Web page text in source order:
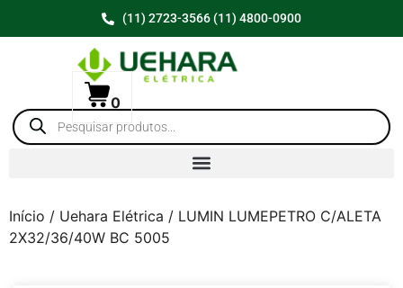
(11) 2723-3566 (11) 4800-0900
0
Início / Uehara Elétrica / LUMIN LUMEPETRO C/ALETA
2X32/36/40W BC 5005